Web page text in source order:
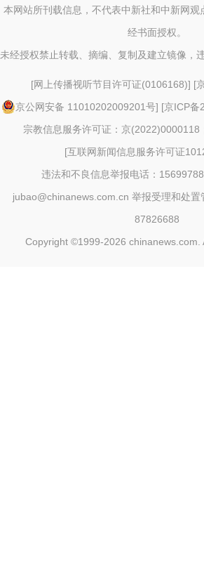
本网站所刊载信息，不代表中新社和中新网观
经书面授权。
未经授权禁止转载、摘编、复制及建立镜像，
[网上传播视听节目许可证(0106168)] [
京公网安备 11010202009201号] [京ICP备
宗教信息服务许可证：京
[互联网新闻信息服务许可证
违法和不良信息举报电话：
jubao@chinanews.com.cn 举报受理和处置
87826688
Copyright ©1999-2026 chinanews.com.